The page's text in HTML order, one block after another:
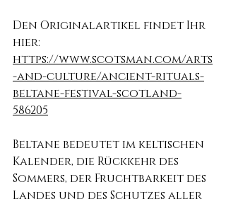
Den Originalartikel findet Ihr
hier:
https://www.scotsman.com/arts
-and-culture/ancient-rituals-
beltane-festival-scotland-
586205
Beltane bedeutet im keltischen
Kalender, die Rückkehr des
Sommers, der Fruchtbarkeit des
Landes und des Schutzes aller